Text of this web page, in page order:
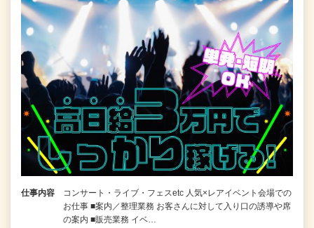
仕事内容
コンサート・ライブ・フェスetc 人気×レアイベント会場での
お仕事 ■案内／整理業務 お客さんに対して入り口の誘導や席
の案内 ■販売業務 イベ…